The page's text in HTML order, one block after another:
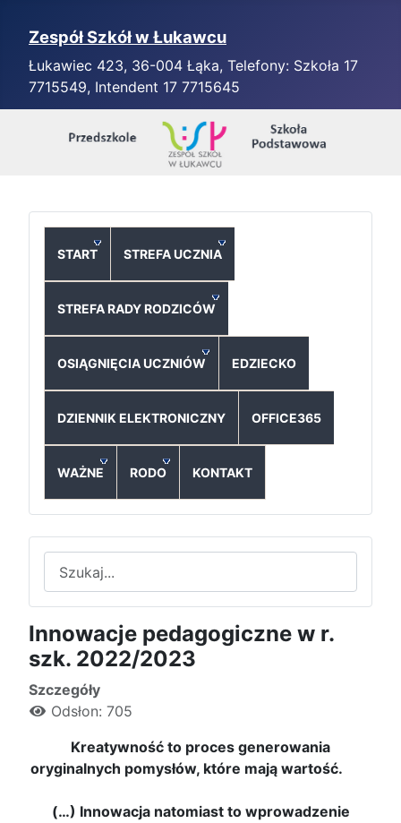
Zespół Szkół w Łukawcu
Łukawiec 423, 36-004 Łąka, Telefony: Szkoła 17
7715549, Intendent 17 7715645
START STREFA UCZNIA
STREFA RADY RODZICÓW
OSIĄGNIĘCIA UCZNIÓW EDZIECKO
DZIENNIK ELEKTRONICZNY OFFICE365
WAŻNE RODO KONTAKT
Innowacje pedagogiczne w r.
szk. 2022/2023
Szczegóły
Odsłon: 705
Kreatywność to proces generowania
oryginalnych pomysłów, które mają wartość.
(…) Innowacja natomiast to wprowadzenie